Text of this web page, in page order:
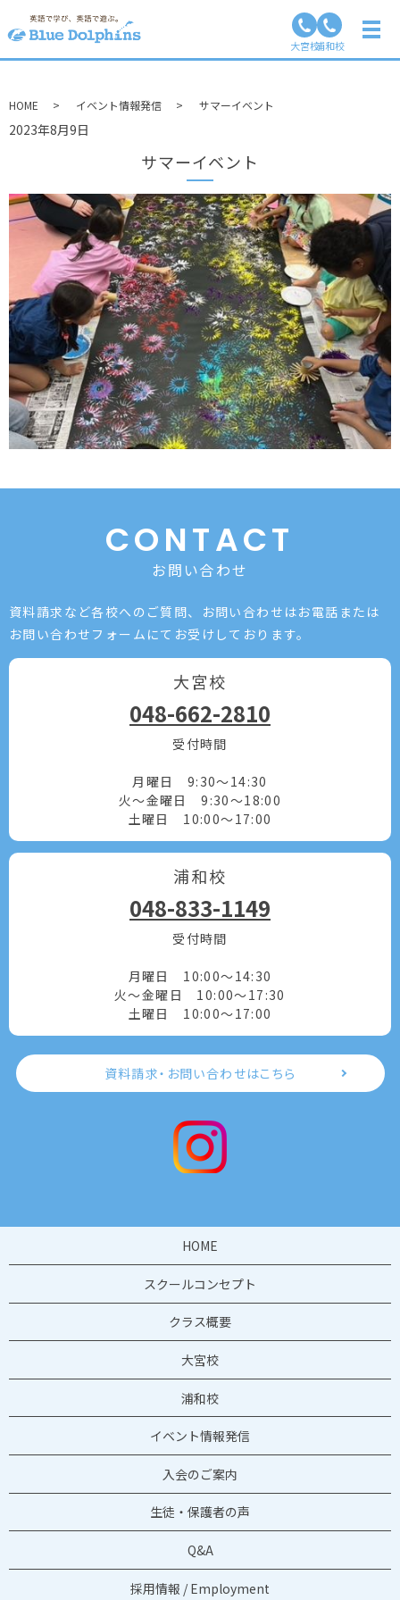
大宮校浦和校
イベント情報発信
HOME イベント情報発信 サマーイベント
2023年8月9日
サマーイベント
CONTACT
お問い合わせ
資料請求など各校へのご質問、お問い合わせはお電話または
お問い合わせフォームにてお受けしております。
大宮校
048-662-2810
受付時間
月曜日 9:30～14:30
火～金曜日 9:30～18:00
土曜日 10:00～17:00
浦和校
048-833-1149
受付時間
月曜日 10:00～14:30
火～金曜日 10:00～17:30
土曜日 10:00～17:00
資料請求・お問い合わせはこちら
HOME
スクールコンセプト
クラス概要
大宮校
浦和校
イベント情報発信
入会のご案内
生徒・保護者の声
Q&A
採用情報 / Employment